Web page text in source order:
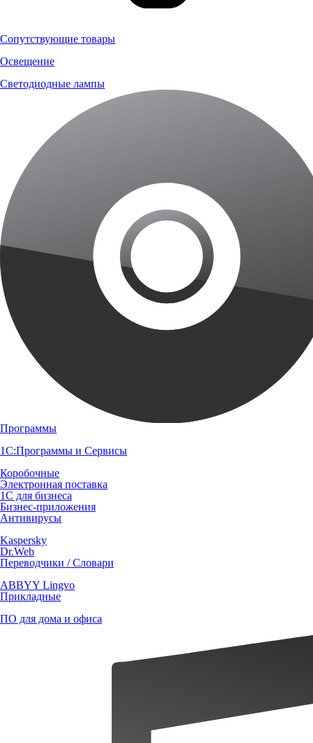
Сопутствующие товары
Освещение
Светодиодные лампы
Программы
1С:Программы и Сервисы
Коробочные
Электронная поставка
1С для бизнеса
Бизнес-приложения
Антивирусы
Kaspersky
Dr.Web
Переводчики / Словари
ABBYY Lingvo
Прикладные
ПО для дома и офиса